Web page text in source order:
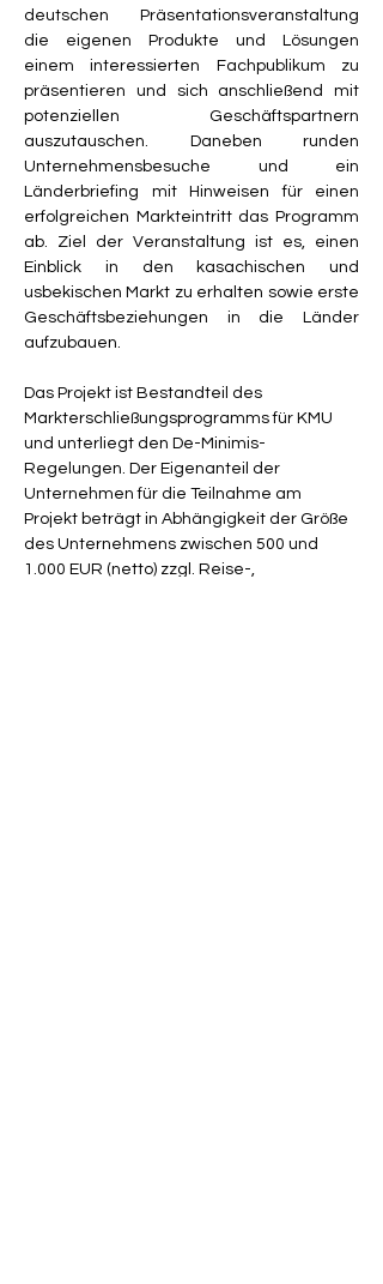
deutschen Präsentationsveranstaltung
die eigenen Produkte und Lösungen
einem interessierten Fachpublikum zu
präsentieren und sich anschließend mit
potenziellen Geschäftspartnern
auszutauschen. Daneben runden
Unternehmensbesuche und ein
Länderbriefing mit Hinweisen für einen
erfolgreichen Markteintritt das Programm
ab. Ziel der Veranstaltung ist es, einen
Einblick in den kasachischen und
usbekischen Markt zu erhalten sowie erste
Geschäftsbeziehungen in die Länder
aufzubauen.
Das Projekt ist Bestandteil des
Markterschließungsprogramms für KMU
und unterliegt den De-Minimis-
Regelungen. Der Eigenanteil der
Unternehmen für die Teilnahme am
Projekt beträgt in Abhängigkeit der Größe
des Unternehmens zwischen 500 und
1.000 EUR (netto) zzgl. Reise-,